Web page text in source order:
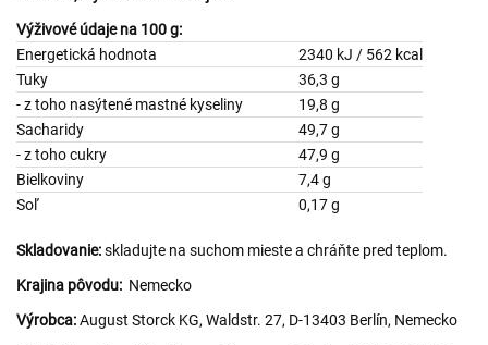
Výživové údaje na 100 g:
Energetická hodnota
2340 kJ / 562 kcal
Tuky
36,3 g
- z toho nasýtené mastné kyseliny 19,8 g
Sacharidy
49,7 g
- z toho cukry
47,9 g
Bielkoviny
7,4 g
Soľ
0,17 g
Skladovanie:skladujte na suchom mieste a chráňte pred teplom.
Krajina pôvodu: Nemecko
Výrobca:August Storck KG, Waldstr. 27, D-13403 Berlín, Nemecko